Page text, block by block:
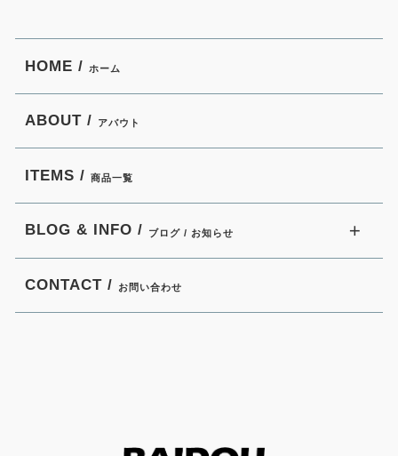
HOME / ホーム
ABOUT / アバウト
ITEMS / 商品一覧
BLOG & INFO / ブログ / お知らせ
CONTACT / お問い合わせ